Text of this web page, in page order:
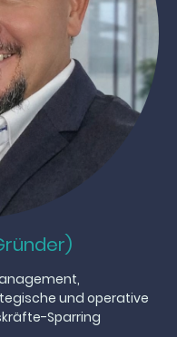
und operative
Sparring